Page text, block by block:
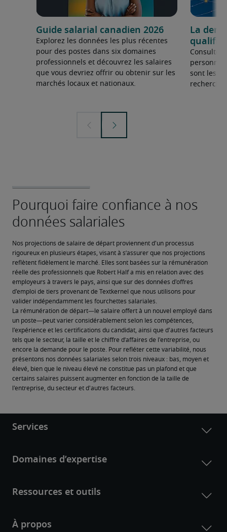
Guide salarial canadien 2026
Explorez les données les plus récentes
pour des postes dans six domaines
professionnels et découvrez les salaires
que vous devriez offrir ou obtenir sur les
marchés locaux et nationaux.
La
qualifié
Consultez
personnel
sont les
Nos projections de salaire de départ proviennent d'un processus
rigoureux en plusieurs étapes, visant à s’assurer que nos projections
reflètent fidèlement le marché. Elles sont basées sur la rémunération
réelle des professionnels que Robert Half a mis en relation avec des
employeurs à travers le pays, ainsi que sur des données d'offres
d'emploi de tiers provenant de Textkernel que nous utilisons pour
valider indépendamment les fourchettes salariales.
La rémunération de départ—le salaire offert à un nouvel employé dans
un poste—peut varier considérablement selon les compétences,
l'expérience et les certifications du candidat, ainsi que d'autres facteurs
tels que le secteur, la taille et le chiffre d’affaires de l'entreprise, ou
encore la demande pour le poste. Pour refléter cette variabilité, nous
présentons nos données salariales selon trois niveaux : bas, moyen et
élevé, bien que le niveau élevé ne constitue pas un plafond et que
certains salaires puissent augmenter en fonction de la taille de
l'entreprise, du secteur et d'autres facteurs.